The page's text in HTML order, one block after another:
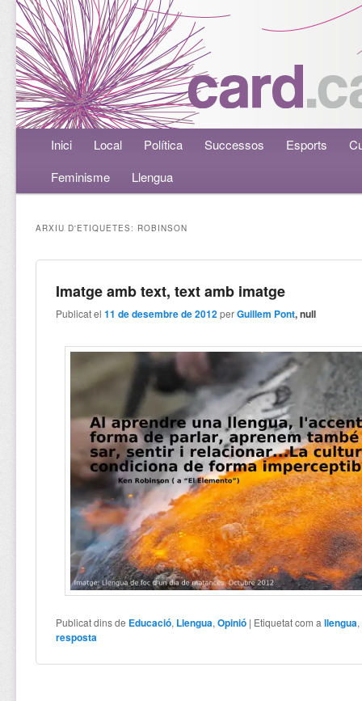
Menú principalAneu al contingut principal
Aneu al contingut secundari
Inici Local Política Successos Esports
Feminisme
Llengua
ARXIU D'ETIQUETES: ROBINSON
Imatge amb text, text amb imatge
Publicat el11 de desembre de 2012 perGuillem Pont, null
Publicat dins de Educació, Llengua,Opinió | Etiquetat com a llengua,
resposta